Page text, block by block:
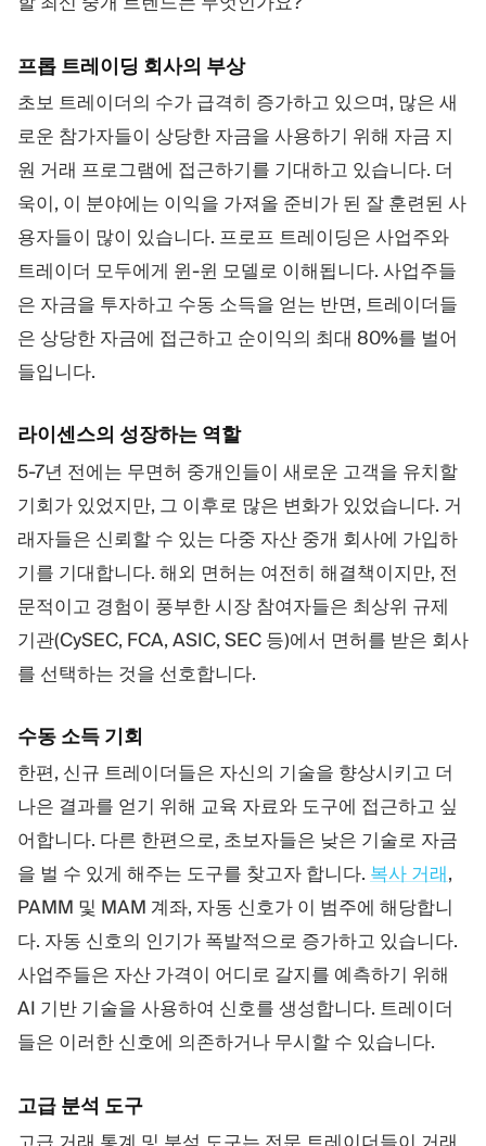
프롭 트레이딩 회사의 부상
초보 트레이더의 수가 급격히 증가하고 있으며, 많은 새
로운 참가자들이 상당한 자금을 사용하기 위해 자금 지
원 거래 프로그램에 접근하기를 기대하고 있습니다. 더
욱이, 이 분야에는 이익을 가져올 준비가 된 잘 훈련된 사
용자들이 많이 있습니다. 프로프 트레이딩은 사업주와
트레이더 모두에게 윈-윈 모델로 이해됩니다. 사업주들
은 자금을 투자하고 수동 소득을 얻는 반면, 트레이더들
은 상당한 자금에 접근하고 순이익의 최대 80%를 벌어
들입니다.
라이센스의 성장하는 역할
5-7년 전에는 무면허 중개인들이 새로운 고객을 유치할
기회가 있었지만, 그 이후로 많은 변화가 있었습니다. 거
래자들은 신뢰할 수 있는 다중 자산 중개 회사에 가입하
기를 기대합니다. 해외 면허는 여전히 해결책이지만, 전
문적이고 경험이 풍부한 시장 참여자들은 최상위 규제
기관(CySEC, FCA, ASIC, SEC 등)에서 면허를 받은 회사
를 선택하는 것을 선호합니다.
수동 소득 기회
한편, 신규 트레이더들은 자신의 기술을 향상시키고 더
나은 결과를 얻기 위해 교육 자료와 도구에 접근하고 싶
어합니다. 다른 한편으로, 초보자들은 낮은 기술로 자금
을 벌 수 있게 해주는 도구를 찾고자 합니다. 복사 거래,
PAMM 및 MAM 계좌, 자동 신호가 이 범주에 해당합니
다. 자동 신호의 인기가 폭발적으로 증가하고 있습니다.
사업주들은 자산 가격이 어디로 갈지를 예측하기 위해
AI 기반 기술을 사용하여 신호를 생성합니다. 트레이더
들은 이러한 신호에 의존하거나 무시할 수 있습니다.
고급 분석 도구